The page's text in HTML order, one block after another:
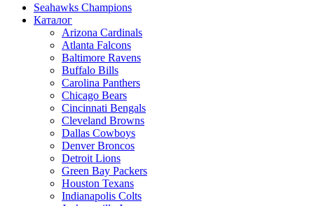
Seahawks Champions
Каталог
Arizona Cardinals
Atlanta Falcons
Baltimore Ravens
Buffalo Bills
Carolina Panthers
Chicago Bears
Cincinnati Bengals
Cleveland Browns
Dallas Cowboys
Denver Broncos
Detroit Lions
Green Bay Packers
Houston Texans
Indianapolis Colts